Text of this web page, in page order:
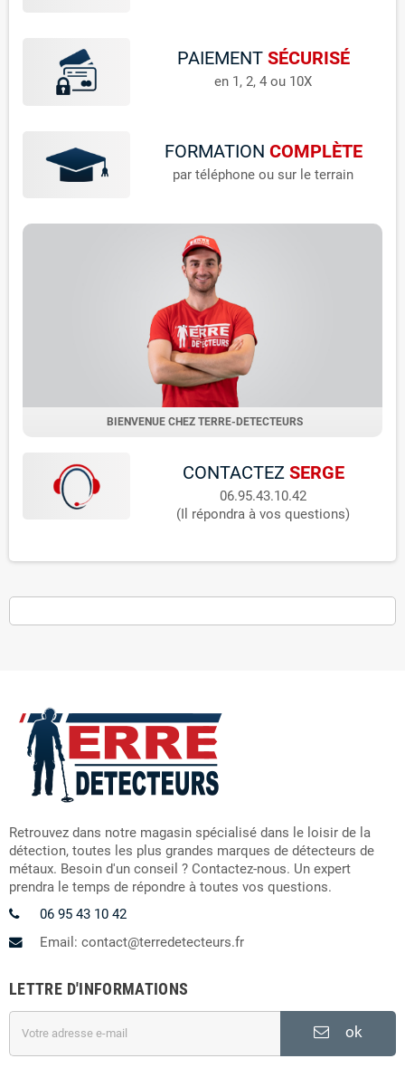
PAIEMENT SÉCURISÉ
en 1, 2, 4 ou 10X
FORMATION COMPLÈTE
par téléphone ou sur le terrain
BIENVENUE CHEZ TERRE-DETECTEURS
CONTACTEZ SERGE
06.95.43.10.42
(Il répondra à vos questions)
Retrouvez dans notre magasin spécialisé dans le loisir de la
détection, toutes les plus grandes marques de détecteurs de
métaux. Besoin d'un conseil ? Contactez-nous. Un expert
prendra le temps de répondre à toutes vos questions.
06 95 43 10 42
Email: contact@terredetecteurs.fr
LETTRE D'INFORMATIONS
ok